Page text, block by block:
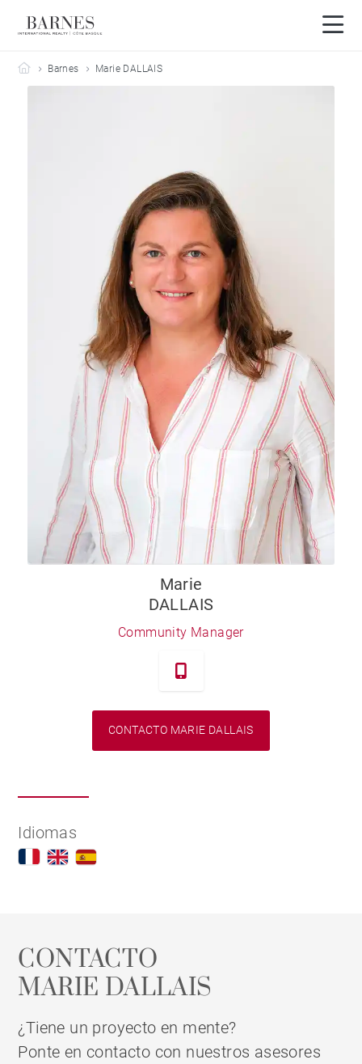
Barnes Côte Basque
Barnes Marie DALLAIS
Marie
DALLAIS
Community Manager
CONTACTO MARIE DALLAIS
Idiomas
CONTACTO
MARIE DALLAIS
¿Tiene un proyecto en mente?
Ponte en contacto con nuestros asesores